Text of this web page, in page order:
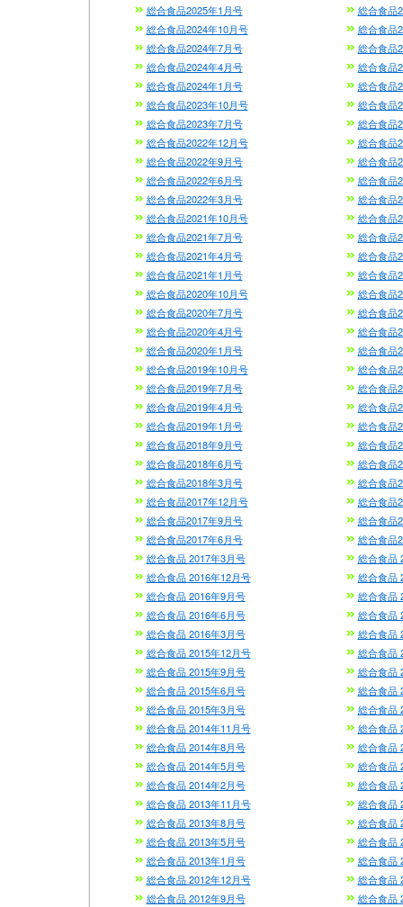
総合食品2025年1月号
総合食品
総合食品2024年10月号
総合食品
総合食品2024年7月号
総合食品
総合食品2024年4月号
総合食品
総合食品2024年1月号
総合食品
総合食品2023年10月号
総合食品
総合食品2023年7月号
総合食品
総合食品2022年12月号
総合食品
総合食品2022年9月号
総合食品
総合食品2022年6月号
総合食品
総合食品2022年3月号
総合食品
総合食品2021年10月号
総合食品
総合食品2021年7月号
総合食品
総合食品2021年4月号
総合食品
総合食品2021年1月号
総合食品
総合食品2020年10月号
総合食品
総合食品2020年7月号
総合食品
総合食品2020年4月号
総合食品
総合食品2020年1月号
総合食品
総合食品2019年10月号
総合食品
総合食品2019年7月号
総合食品
総合食品2019年4月号
総合食品
総合食品2019年1月号
総合食品
総合食品2018年9月号
総合食品
総合食品2018年6月号
総合食品
総合食品2018年3月号
総合食品
総合食品2017年12月号
総合食品
総合食品2017年9月号
総合食品
総合食品2017年6月号
総合食品
総合食品 2017年3月号
総合食品
総合食品 2016年12月号
総合食品
総合食品 2016年9月号
総合食品
総合食品 2016年6月号
総合食品
総合食品 2016年3月号
総合食品
総合食品 2015年12月号
総合食品
総合食品 2015年9月号
総合食品
総合食品 2015年6月号
総合食品
総合食品 2015年3月号
総合食品
総合食品 2014年11月号
総合食品
総合食品 2014年8月号
総合食品
総合食品 2014年5月号
総合食品
総合食品 2014年2月号
総合食品
総合食品 2013年11月号
総合食品
総合食品 2013年8月号
総合食品
総合食品 2013年5月号
総合食品
総合食品 2013年1月号
総合食品
総合食品 2012年12月号
総合食品
総合食品 2012年9月号
総合食品